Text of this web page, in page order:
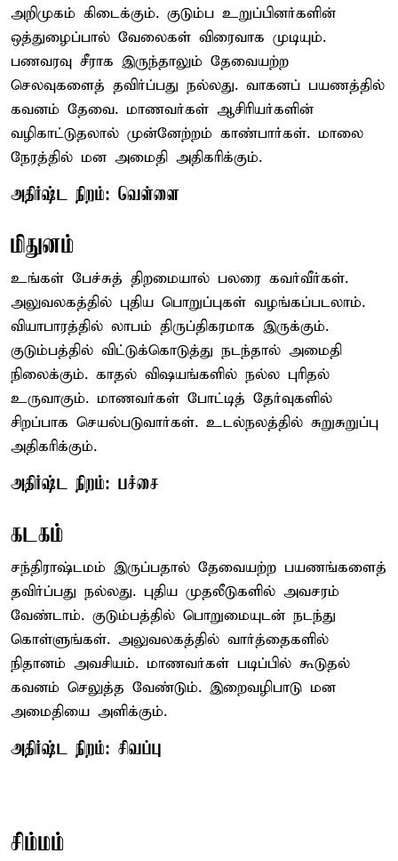
அறிமுகம் கிடைக்கும். குடும்ப உறுப்பினர்களின்
ஒத்துழைப்பால் வேலைகள் விரைவாக முடியும்.
பணவரவு சீராக இருந்தாலும் தேவையற்ற
செலவுகளைத் தவிர்ப்பது நல்லது. வாகனப் பயணத்தில்
கவனம் தேவை. மாணவர்கள் ஆசிரியர்களின்
வழிகாட்டுதலால் முன்னேற்றம் காண்பார்கள். மாலை
நேரத்தில் மன அமைதி அதிகரிக்கும்.
அதிர்ஷ்ட நிறம்: வெள்ளை
மிதுனம்
உங்கள் பேச்சுத் திறமையால் பலரை கவர்வீர்கள்.
அலுவலகத்தில் புதிய பொறுப்புகள் வழங்கப்படலாம்.
வியாபாரத்தில் லாபம் திருப்திகரமாக இருக்கும்.
குடும்பத்தில் விட்டுக்கொடுத்து நடந்தால் அமைதி
நிலைக்கும். காதல் விஷயங்களில் நல்ல புரிதல்
உருவாகும். மாணவர்கள் போட்டித் தேர்வுகளில்
சிறப்பாக செயல்படுவார்கள். உடல்நலத்தில் சுறுசுறுப்பு
அதிகரிக்கும்.
அதிர்ஷ்ட நிறம்: பச்சை
கடகம்
சந்திராஷ்டமம் இருப்பதால் தேவையற்ற பயணங்களைத்
தவிர்ப்பது நல்லது. புதிய முதலீடுகளில் அவசரம்
வேண்டாம். குடும்பத்தில் பொறுமையுடன் நடந்து
கொள்ளுங்கள். அலுவலகத்தில் வார்த்தைகளில்
நிதானம் அவசியம். மாணவர்கள் படிப்பில் கூடுதல்
கவனம் செலுத்த வேண்டும். இறைவழிபாடு மன
அமைதியை அளிக்கும்.
அதிர்ஷ்ட நிறம்: சிவப்பு
சிம்மம்